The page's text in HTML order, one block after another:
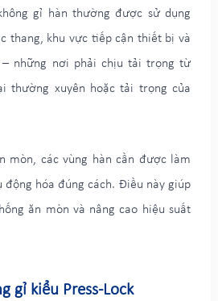
gỉ hàn thường được sử dụng
thang, khu vực tiếp cận thiết bị và
– những nơi phải chịu tải trọng từ
thường xuyên hoặc tải trọng của
mòn, các vùng hàn cần được làm
động hóa đúng cách. Điều này giúp
ăn mòn và nâng cao hiệu suất
gỉ kiểu Press-Lock